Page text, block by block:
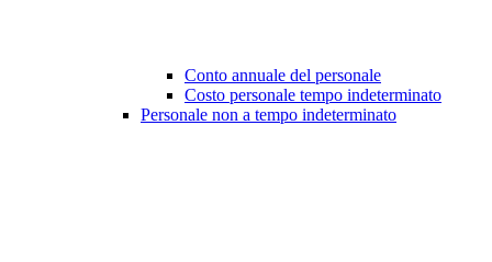
Conto annuale del personale
Costo personale tempo indeterminato
Personale non a tempo indeterminato